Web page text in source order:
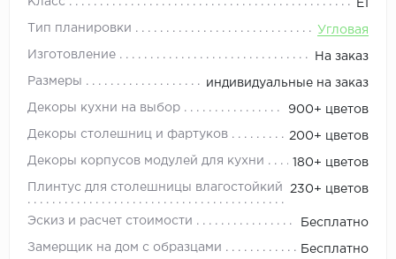
Е1
Тип планировки Угловая
Изготовление На заказ
Размеры индивидуальные на заказ
Декоры кухни на выбор 900+ цветов
Декоры столешниц и фартуков 200+ цветов
Декоры корпусов модулей для кухни 180+ цветов
Плинтус для столешницы влагостойкий 230+ цветов
Эскиз и расчет стоимости Бесплатно
Замерщик на дом с образцами Бесплатно